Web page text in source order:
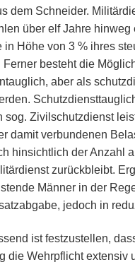
dem Schneider.
über elf Jahre
in Höhe von 3 % ihres
Ferner besteht die
aber als
sog. Zivilschutzdienst
damit verbundenen
hinsichtlich der Anzahl
zurückbleibt.
Männer in der
jedoch in
ist festzustellen,
die Wehrpflicht extensiv